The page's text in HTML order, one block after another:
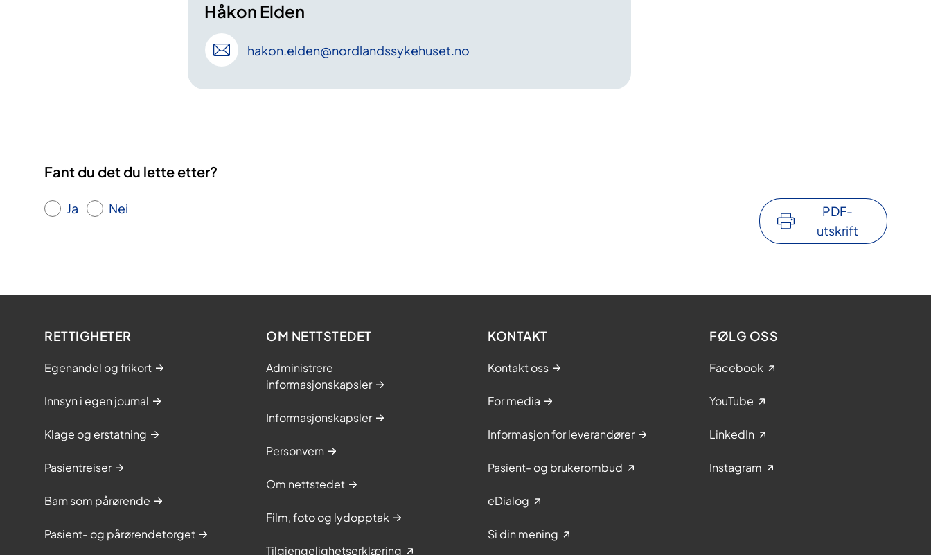
Håkon Elden
hakon.elden@nordlandssykehuset.no
Fant du det du lette etter?
Ja Nei
PDF-
utskrift
RETTIGHETER
Egenandel og frikort
Innsyn i egen journal
Klage og erstatning
Pasientreiser
Barn som pårørende
Pasient- og pårørendetorget
OM NETTSTEDET
Administrere
informasjonskapsler
Informasjonskapsler
Personvern
Om nettstedet
Film, foto og lydopptak
Tilgjengelighetserklæring
KONTAKT
Kontakt oss
For media
Informasjon for leverandører
Pasient- og brukerombud
eDialog
Si din mening
FØLG OSS
Facebook
YouTube
LinkedIn
Instagram